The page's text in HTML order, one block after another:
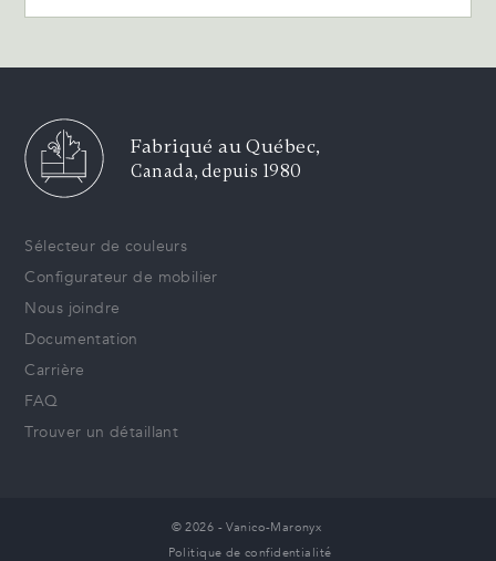
Fabriqué au Québec,
Canada, depuis 1980
Sélecteur de couleurs
Configurateur de mobilier
Nous joindre
Documentation
Carrière
FAQ
Trouver un détaillant
© 2026 - Vanico-Maronyx
Politique de confidentialité